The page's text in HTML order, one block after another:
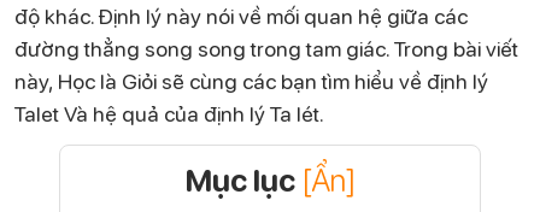
độ khác. Định lý này nói về mối quan hệ giữa các
đường thẳng song song trong tam giác. Trong bài viết
này, Học là Giỏi sẽ cùng các bạn tìm hiểu về định lý
Talet Và hệ quả của định lý Ta lét.
Mục lục [Ẩn]